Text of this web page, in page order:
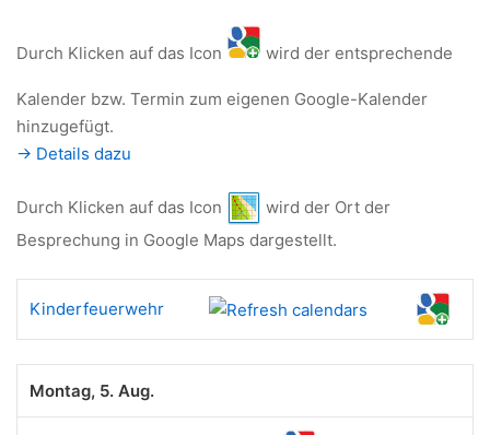
Durch Klicken auf das Icon wird der entsprechende
Kalender bzw. Termin zum eigenen Google-Kalender
hinzugefügt.
-> Details dazu
Durch Klicken auf das Icon
wird der Ort der
Besprechung in Google Maps dargestellt.
Kinderfeuerwehr
Montag, 5. Aug.